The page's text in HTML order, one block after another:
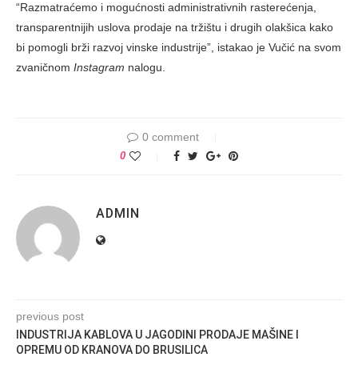
“Razmatraćemo i mogućnosti administrativnih rasterećenja,
transparentnijih uslova prodaje na tržištu i drugih olakšica kako
bi pomogli brži razvoj vinske industrije”, istakao je Vučić na svom
zvaničnom Instagram nalogu.
0 comment
0
ADMIN
previous post
INDUSTRIJA KABLOVA U JAGODINI PRODAJE MAŠINE I
OPREMU OD KRANOVA DO BRUSILICA